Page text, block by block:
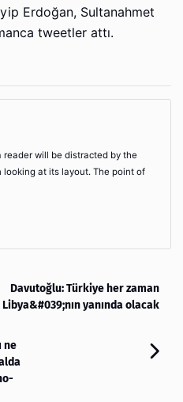
Erdoğan, Sultanahmet
tweetler attı.
will be distracted by the
at its layout. The point of
Davutoğlu: Türkiye her zaman
Libya&#039;nın yanında olacak
ne